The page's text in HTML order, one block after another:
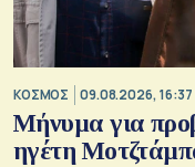
ΚΟΣΜΟΣ 09.08.2026, 16:37
Μήνυμα για
ηγέτη